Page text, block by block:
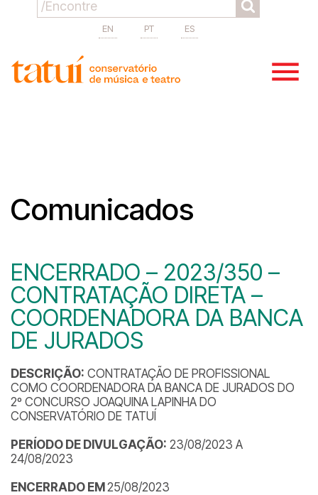
EN PT ES
Comunicados
ENCERRADO – 2023/350 –
CONTRATAÇÃO DIRETA –
COORDENADORA DA BANCA
DE JURADOS
DESCRIÇÃO: CONTRATAÇÃO DE PROFISSIONAL
COMO COORDENADORA DA BANCA DE JURADOS DO
2º CONCURSO JOAQUINA LAPINHA DO
CONSERVATÓRIO DE TATUÍ
PERÍODO DE DIVULGAÇÃO: 23/08/2023 A
24/08/2023
ENCERRADO EM 25/08/2023